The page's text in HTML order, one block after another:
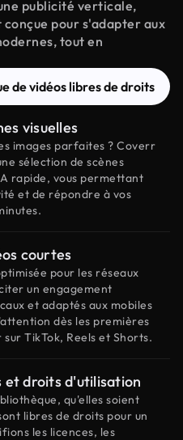
publicité verticale,
pour s'adapter aux
tout en
de vidéos libres de droits
visuelles
images parfaites ? Coverr
sélection de scènes
rapide, vous permettant
et de répondre à vos
courtes
pour les réseaux
un engagement
et adaptés aux mobiles
dès les premières
TikTok, Reels et Shorts.
et droits d'utilisation
qu'elles soient
libres de droits pour un
les licences, les